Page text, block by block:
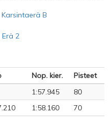
Karsintaerä B
2
Nop. kier.
Pisteet
1:57.945
80
1:58.160
70